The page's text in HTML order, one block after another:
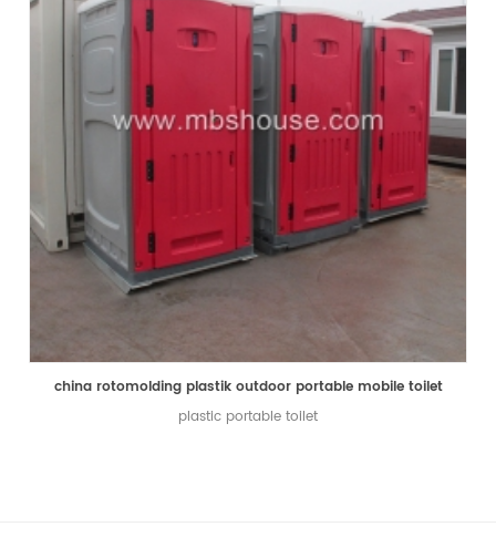
china rotomolding plastik outdoor portable mobile toilet
plastic portable toilet